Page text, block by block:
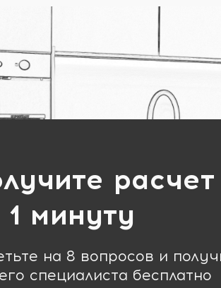
1 минуту
на 8 вопросов и
специалиста бесплатно